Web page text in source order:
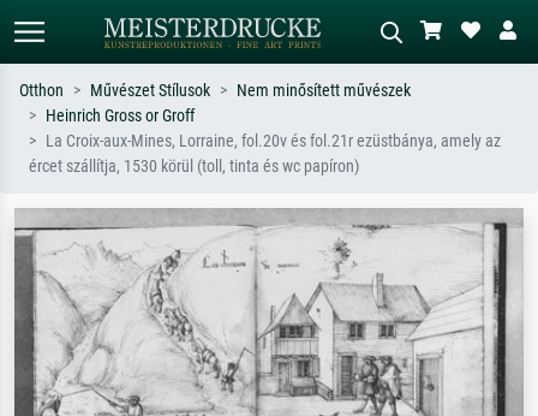
Alap keresés MI-képkereső
Keressen művész, műcím vagy stílus
impresszionizmus, Hokusai-hullám,
akt.
Írja le a jelenetet – pl. zöld rét, sok
egy fa mellett.
Otthon Művészet Stílusok
Nem minősített művészek
Heinrich Gross or Groff
La Croix-aux-Mines, Lorraine, fol.20v és fol.21r ezüstbánya, amely az
ércet szállítja, 1530 körül (toll, tinta és wc papíron)